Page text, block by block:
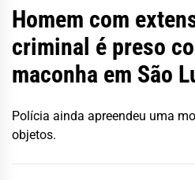
Homem com
criminal é preso
maconha em São
Polícia ainda apreendeu uma
objetos.